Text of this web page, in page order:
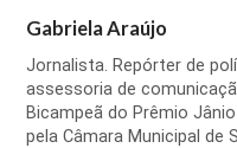
Gabriela Araújo
Jornalista. Repórter de
assessoria de
Bicampeã do Prêmio
pela Câmara Municipal de